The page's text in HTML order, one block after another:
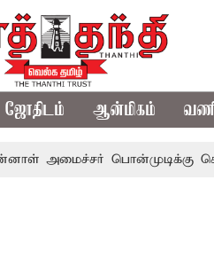
ஜோதிடம் ஆன்மிகம்
பொன்முடிக்கு சென்னை